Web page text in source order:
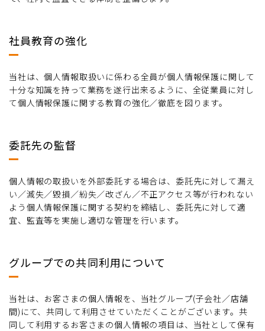
社員教育の強化
当社は、個人情報取扱いに係わる全員が個人情報保護に関して
十分な知識を持って業務を遂行出来るように、全従業員に対し
て個人情報保護に関する教育の強化／徹底を図ります。
委託先の監督
個人情報の取扱いを外部委託する場合は、委託先に対して漏え
い／滅失／毀損／紛失／改ざん／不正アクセス等が行われない
よう個人情報保護に関する契約を締結し、委託先に対して適
宜、監査等を実施し適切な管理を行います。
グループでの共同利用について
当社は、お客さまの個人情報を、当社グループ(子会社／店舗
間)にて、共同して利用させていただくことがございます。共
同して利用するお客さまの個人情報の項目は、当社として保有